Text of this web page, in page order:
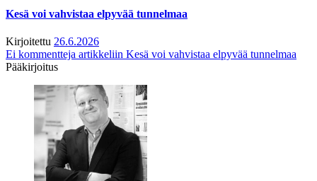
Kesä voi vahvistaa elpyvää tunnelmaa
Kirjoitettu 26.6.2026
Ei kommentteja artikkeliin Kesä voi vahvistaa elpyvää tunnelmaa
Pääkirjoitus